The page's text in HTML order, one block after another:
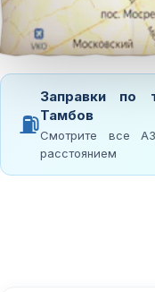
⛽
Заправки по
Тамбов
Смотрите все
расстоянием